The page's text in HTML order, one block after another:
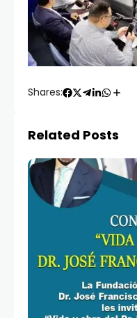
Shares:
Related Posts